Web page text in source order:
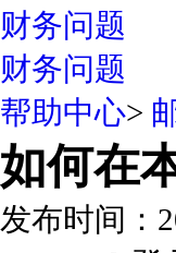
财务问题
财务问题
帮助中心>
如何在
发布时间：